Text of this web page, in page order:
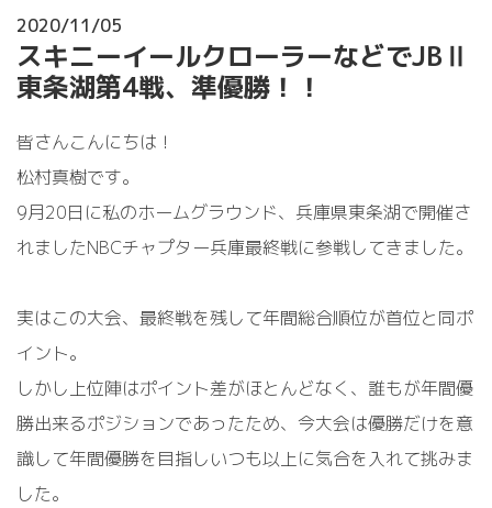
2020/11/05
スキニーイールクローラーなどでJBⅡ
東条湖第4戦、準優勝！！
皆さんこんにちは！
松村真樹です。
9月20日に私のホームグラウンド、兵庫県東条湖で開催さ
れましたNBCチャプター兵庫最終戦に参戦してきました。
実はこの大会、最終戦を残して年間総合順位が首位と同ポ
イント。
しかし上位陣はポイント差がほとんどなく、誰もが年間優
勝出来るポジションであったため、今大会は優勝だけを意
識して年間優勝を目指しいつも以上に気合を入れて挑みま
した。